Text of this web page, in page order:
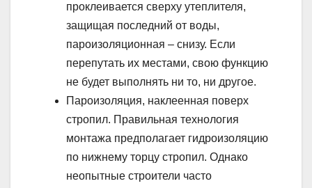
проклеивается сверху утеплителя,
защищая последний от воды,
пароизоляционная – снизу. Если
перепутать их местами, свою функцию
не будет выполнять ни то, ни другое.
Пароизоляция, наклеенная поверх
стропил. Правильная технология
монтажа предполагает гидроизоляцию
по нижнему торцу стропил. Однако
неопытные строители часто